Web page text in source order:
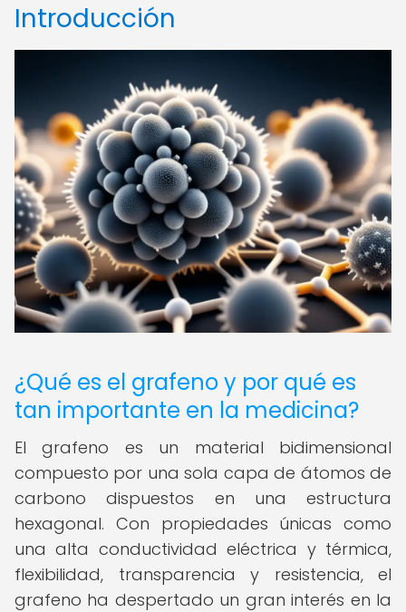
Introducción
¿Qué es el grafeno y por qué es
tan importante en la medicina?
El grafeno es un material bidimensional
compuesto por una sola capa de átomos de
carbono dispuestos en una estructura
hexagonal. Con propiedades únicas como
una alta conductividad eléctrica y térmica,
flexibilidad, transparencia y resistencia, el
grafeno ha despertado un gran interés en la